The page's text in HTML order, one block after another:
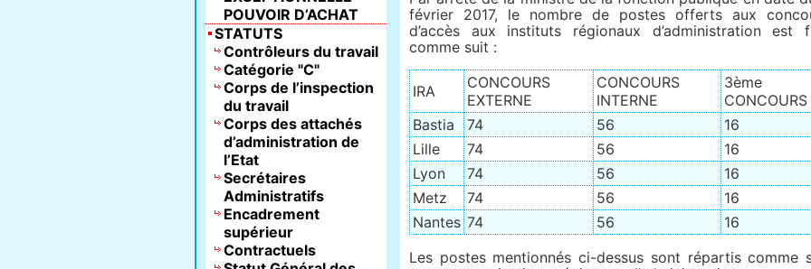
février 2017, le nombre de postes offerts aux
d’accès aux instituts régionaux d’administration est
comme suit :
IRA
CONCOURS
EXTERNE
CONCOURS
INTERNE
3ème
CONCOURS
Bastia
74 56
16
Lille
74 56
16
Lyon
74 56
16
Metz
74 56
16
Nantes 74 56
16
Les postes mentionnés ci-dessus sont répartis comme
POUVOIR D’ACHAT
STATUTS
Contrôleurs du travail
Catégorie "C"
Corps de l’inspection
du travail
Corps des attachés
d’administration de
l’Etat
Secrétaires
Administratifs
Encadrement
supérieur
Contractuels